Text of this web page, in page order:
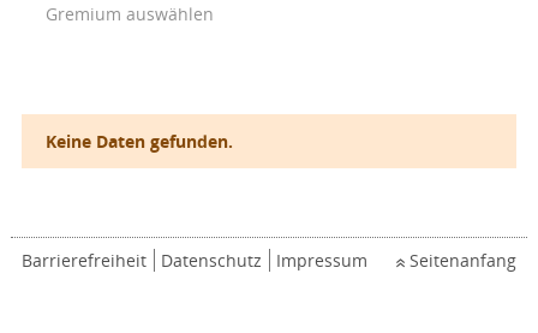
Gremium auswählen
Keine Daten gefunden.
Barrierefreiheit Datenschutz Impressum Seitenanfang